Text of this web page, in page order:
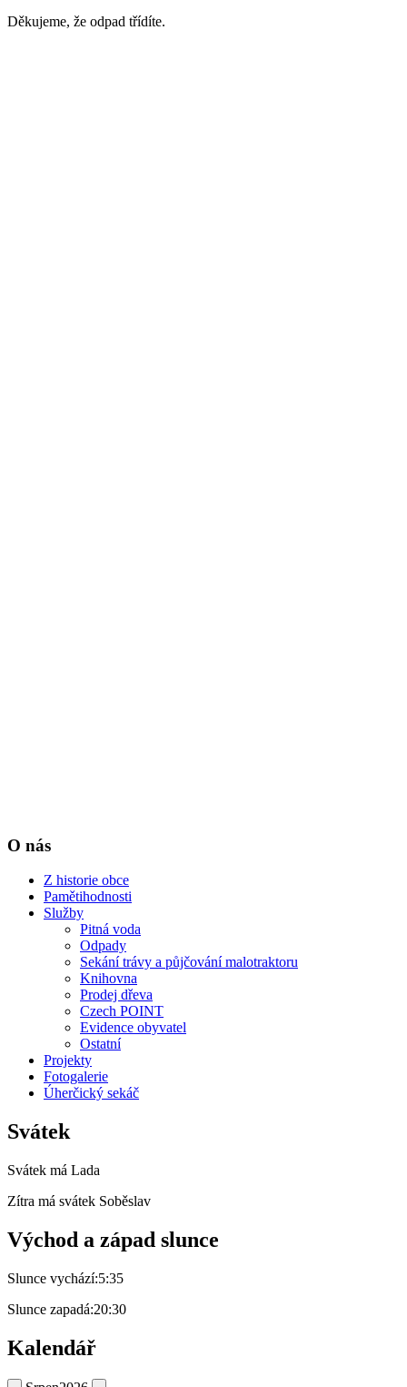
Děkujeme, že odpad třídíte.
O nás
Z historie obce
Pamětihodnosti
Služby
Pitná voda
Odpady
Se­ká­ní trá­vy a půjčování ma­lo­trak­to­ru
Knihovna
Prodej dřeva
Czech POINT
Evidence obyvatel
Ostatní
Projekty
Fotogalerie
Úherčický sekáč
Svátek
Svátek má Lada
Zítra má svátek Soběslav
Východ a západ slunce
Slunce vychází:5:35
Slunce zapadá:20:30
Kalendář